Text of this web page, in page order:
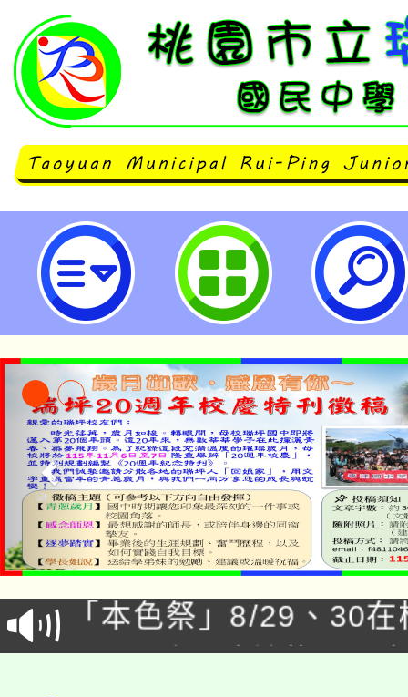
「建構地方學習生態系」、「永續
坊」及「戴明博士品質二日談」等
坪國民中學
公告本校115學年度第
代理(課)教師甄選結果
告(尚有缺額)
「本色祭」8/29、30在
場熱烈登場!
8/21下午1時於龍潭區